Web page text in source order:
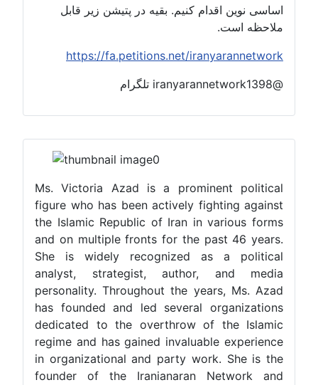
Ms. Victoria Azad is a prominent political
figure who has been actively fighting against
the Islamic Republic of Iran in various forms
and on multiple fronts for the past 46 years.
She is widely recognized as a political
analyst, strategist, author, and media
personality. Throughout the years, Ms. Azad
has founded and led several organizations
dedicated to the overthrow of the Islamic
regime and has gained invaluable experience
in organizational and party work. She is the
founder of the Iranianaran Network and
اساسی نوین اقدام کنیم. بقیه در پتیشن زیر قابل
ملاحظه است.
https://fa.petitions.net/iranyarannetwork
@iranyarannetwork1398 تلگرام